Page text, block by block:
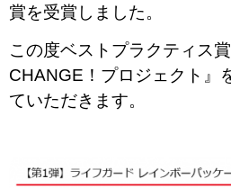
賞を受賞しました。
この度ベストプラクテ ィス
CHANGE！プロジェクト』
ていただきます。